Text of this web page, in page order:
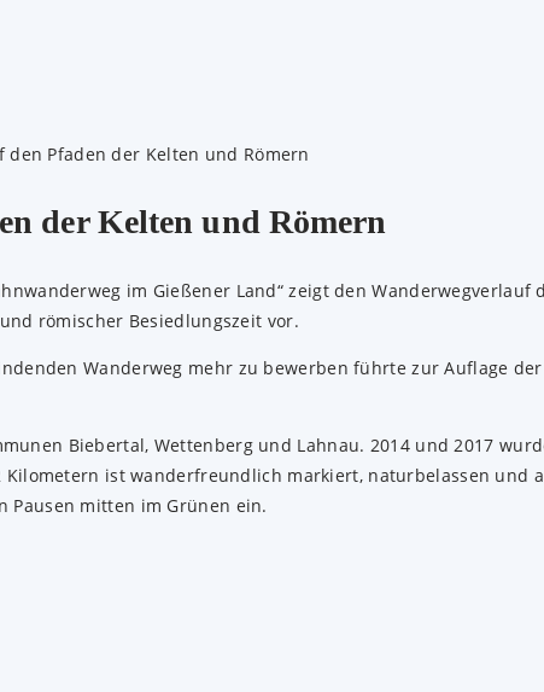
der Kelten und Römern
im Gießener Land“ zeigt den
römischer Besiedlungszeit vor.
Wanderweg mehr zu bewerben führte zur Auflage
Biebertal, Wettenberg und Lahnau. 2014 und 2017
Kilometern ist wanderfreundlich markiert, naturbelassen
Pausen mitten im Grünen ein.